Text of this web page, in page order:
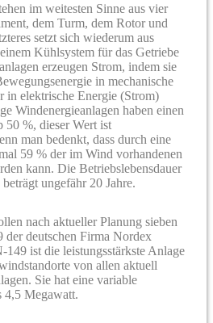
im weitesten Sinne aus vier
dem Turm, dem Rotor und
setzt sich wiederum aus
Kühlsystem für das Getriebe
erzeugen Strom, indem sie
in mechanische
in elektrische Energie (Strom)
Windenergieanlagen haben einen
50 %, dieser Wert ist
man bedenkt, dass durch eine
59 % der im Wind vorhandenen
kann. Die Betriebslebensdauer
ungefähr 20 Jahre.
nach aktueller Planung sieben
deutschen Firma Nordex
149 ist die leistungsstärkste Anlage
von allen aktuell
Sie hat eine variable
4,5 Megawatt.